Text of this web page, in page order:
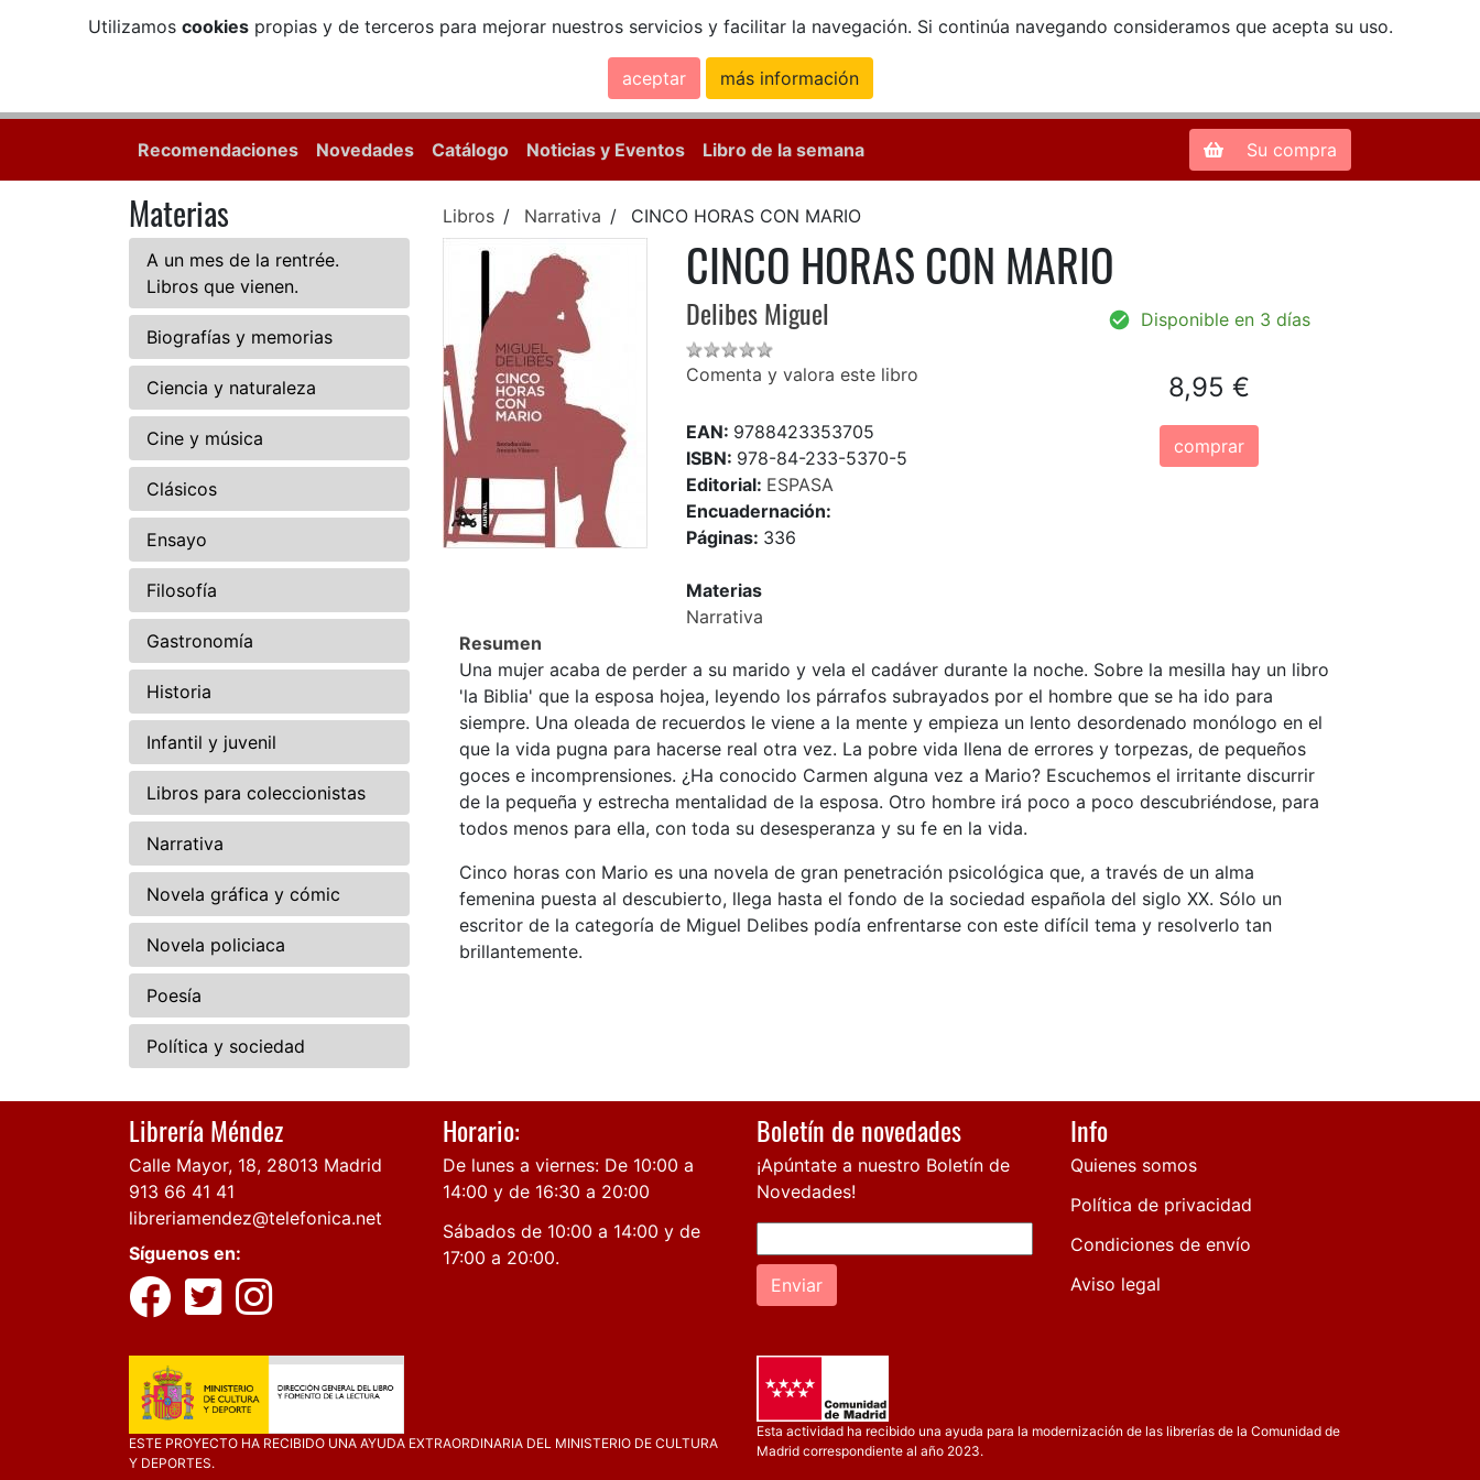
Utilizamos cookiespropias y de terceros para mejorar nuestros servicios y facilitar la navegación. Si continúa navegando consideramos que acepta su uso.
aceptar más información
Zona de Clientes
Recomendaciones Novedades Catálogo Noticias y Eventos Libro de la semana Su compra
Materias
A un mes de la rentrée.
Libros que vienen.
Biografías y memorias
Ciencia y naturaleza
Cine y música
Clásicos
Ensayo
Filosofía
Gastronomía
Historia
Infantil y juvenil
Libros para coleccionistas
Narrativa
Novela gráfica y cómic
Novela policiaca
Poesía
Política y sociedad
Libros Narrativa CINCO HORAS CON MARIO
CINCO HORAS CON MARIO
Delibes Miguel
Comenta y valora este libro
EAN: 9788423353705
ISBN: 978-84-233-5370-5
Editorial: ESPASA
Encuadernación:
Páginas: 336
Materias
Narrativa
Disponible en 3 días
8,95 €
comprar
Resumen
Una mujer acaba de perder a su marido y vela el cadáver durante la noche. Sobre la mesilla hay un libro
'la Biblia' que la esposa hojea, leyendo los párrafos subrayados por el hombre que se ha ido para
siempre. Una oleada de recuerdos le viene a la mente y empieza un lento desordenado monólogo en el
que la vida pugna para hacerse real otra vez. La pobre vida llena de errores y torpezas, de pequeños
goces e incomprensiones. ¿Ha conocido Carmen alguna vez a Mario? Escuchemos el irritante discurrir
de la pequeña y estrecha mentalidad de la esposa. Otro hombre irá poco a poco descubriéndose, para
todos menos para ella, con toda su desesperanza y su fe en la vida.
Cinco horas con Mario es una novela de gran penetración psicológica que, a través de un alma
femenina puesta al descubierto, llega hasta el fondo de la sociedad española del siglo XX. Sólo un
escritor de la categoría de Miguel Delibes podía enfrentarse con este difícil tema y resolverlo tan
brillantemente.
Librería Méndez
Calle Mayor, 18, 28013 Madrid
913 66 41 41
libreriamendez@telefonica.net
Síguenos en:
Horario:
De lunes a viernes: De 10:00 a
14:00 y de 16:30 a 20:00
Sábados de 10:00 a 14:00 y de
17:00 a 20:00.
Boletín de novedades
¡Apúntate a nuestro Boletín de
Novedades!
Enviar
Info
Quienes somos
Política de privacidad
Condiciones de envío
Aviso legal
ESTE PROYECTO HA RECIBIDO UNA AYUDA EXTRAORDINARIA DEL MINISTERIO DE CULTURA
Y DEPORTES.
Esta actividad ha recibido una ayuda para la modernización de las librerías de la Comunidad de
Madrid correspondiente al año 2023.